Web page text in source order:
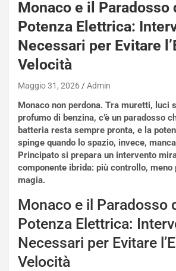
Monaco e il Paradosso
Potenza Elettrica:
Necessari per Evitare
Velocità
Maggio 31, 2026 Admin
Monaco non perdona. Tra muretti, luci
profumo di benzina, c’è un paradosso
batteria resta sempre pronta, e la
spinge quando lo spazio, invece,
Principato si prepara un intervento
componente ibrida: più controllo,
magia.
Monaco e il Paradosso
Potenza Elettrica:
Necessari per Evitare
Velocità
P
W
E
S
a
b
s
c
e
u
N
u
o
NOTIZIE
C